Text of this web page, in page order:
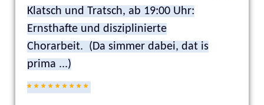
Klatsch und Tratsch, ab 19:00 Uhr:
Ernsthafte und disziplinierte
Chorarbeit. (Da simmer dabei, dat is
prima ...)
* * * * * * * * *